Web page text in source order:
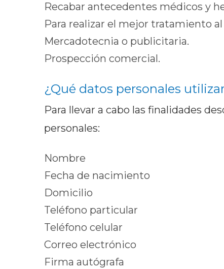
Recabar antecedentes médicos y
Para realizar el mejor tratamiento
Mercadotecnia o publicitaria.
Prospección comercial.
¿Qué datos personales
Para llevar a cabo las finalidades
personales:
Nombre
Fecha de nacimiento
Domicilio
Teléfono particular
Teléfono celular
Correo electrónico
Firma autógrafa